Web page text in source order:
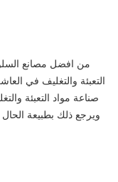
التعبئة والتغليف في
صناعة مواد التعبئة
ويرجع ذلك بطبيعة الحال